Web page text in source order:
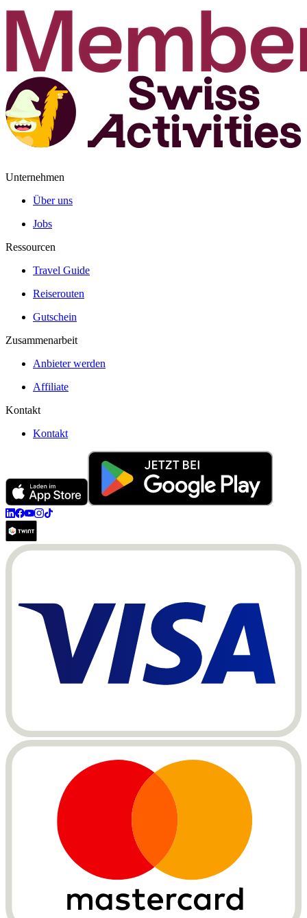
Unternehmen
Über uns
Jobs
Ressourcen
Travel Guide
Reiserouten
Gutschein
Zusammenarbeit
Anbieter werden
Affiliate
Kontakt
Kontakt